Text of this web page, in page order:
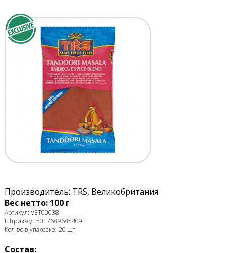
Производитель: TRS, Великобритания
Вес нетто: 100 г
Артикул: VET00038
Штрихкод: 5017689685409
Кол-во в упаковке: 20 шт.
Состав: